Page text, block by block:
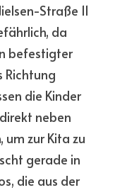
Straße 11
da
befestigter
Richtung
die Kinder
neben
zur Kita zu
gerade in
die aus der